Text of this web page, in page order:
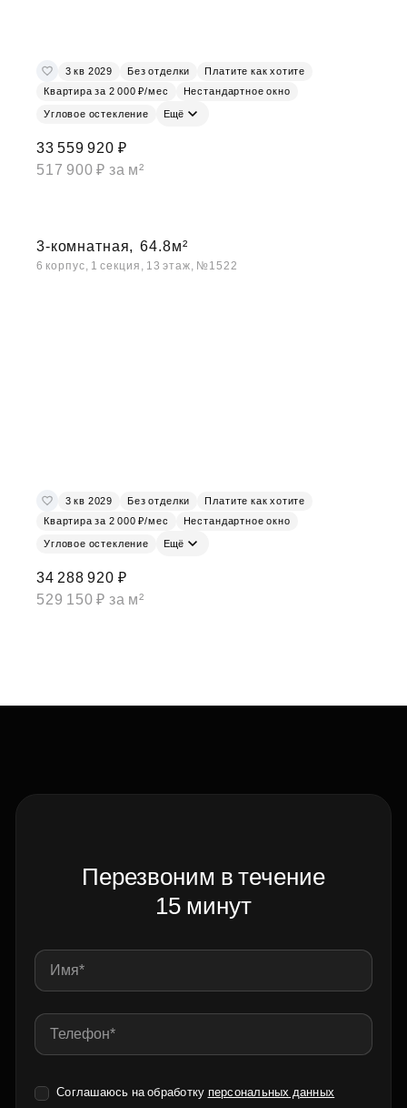
3 кв 2029 Без отделки
Платите как хотите
Квартира за 2 000 ₽/мес
Нестандартное окно
Угловое остекление Ещё
33 559 920 ₽
517 900 ₽ за м²
3-комнатная, 64.8м²
6 корпус, 1 секция, 13 этаж, №1522
3 кв 2029 Без отделки
Платите как хотите
Квартира за 2 000 ₽/мес
Нестандартное окно
Угловое остекление Ещё
34 288 920 ₽
529 150 ₽ за м²
Перезвоним в течение
15 минут
Соглашаюсь на обработку персональных данных